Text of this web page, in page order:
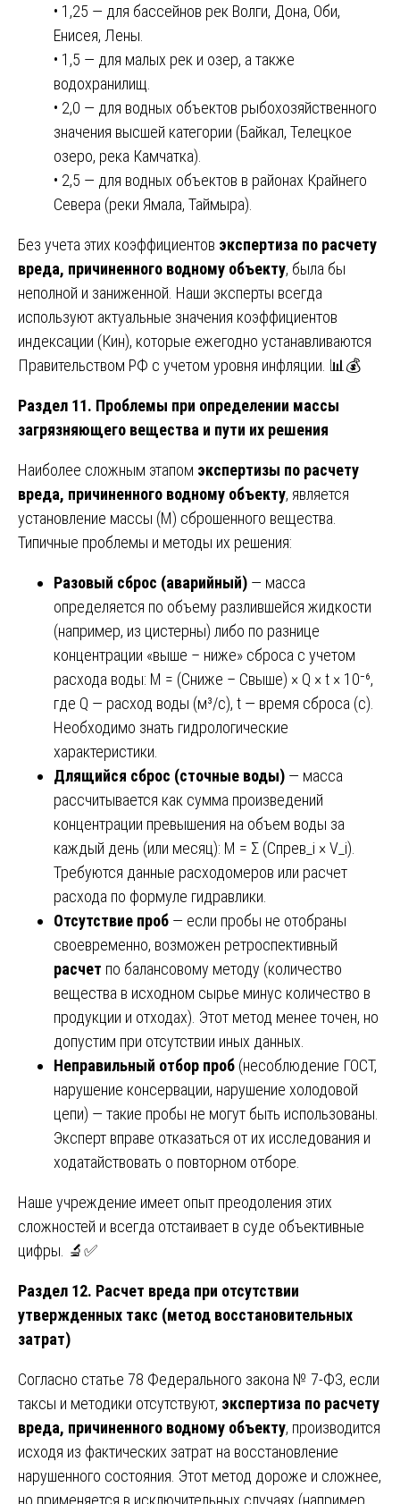
• 1,25 — для бассейнов рек Волги, Дона, Оби,
Енисея, Лены.
• 1,5 — для малых рек и озер, а также
водохранилищ.
• 2,0 — для водных объектов рыбохозяйственного
значения высшей категории (Байкал, Телецкое
озеро, река Камчатка).
• 2,5 — для водных объектов в районах Крайнего
Севера (реки Ямала, Таймыра).
Без учета этих коэффициентов экспертиза по расчету
вреда, причиненного водному объекту, была бы
неполной и заниженной. Наши эксперты всегда
используют актуальные значения коэффициентов
индексации (Кин), которые ежегодно устанавливаются
Правительством РФ с учетом уровня инфляции. 📊💰
Раздел 11. Проблемы при определении массы
загрязняющего вещества и пути их решения
Наиболее сложным этапом экспертизы по расчету
вреда, причиненного водному объекту, является
установление массы (М) сброшенного вещества.
Типичные проблемы и методы их решения:
Разовый сброс (аварийный) — масса
определяется по объему разлившейся жидкости
(например, из цистерны) либо по разнице
концентрации «выше – ниже» сброса с учетом
расхода воды: М = (Сниже – Свыше) × Q × t × 10⁻⁶,
где Q — расход воды (м³/с), t — время сброса (с).
Необходимо знать гидрологические
характеристики.
Длящийся сброс (сточные воды) — масса
рассчитывается как сумма произведений
концентрации превышения на объем воды за
каждый день (или месяц): М = Σ (Спрев_i × V_i).
Требуются данные расходомеров или расчет
расхода по формуле гидравлики.
Отсутствие проб — если пробы не отобраны
своевременно, возможен ретроспективный
расчет по балансовому методу (количество
вещества в исходном сырье минус количество в
продукции и отходах). Этот метод менее точен, но
допустим при отсутствии иных данных.
Неправильный отбор проб (несоблюдение ГОСТ,
нарушение консервации, нарушение холодовой
цепи) — такие пробы не могут быть использованы.
Эксперт вправе отказаться от их исследования и
ходатайствовать о повторном отборе.
Наше учреждение имеет опыт преодоления этих
сложностей и всегда отстаивает в суде объективные
цифры. 🔬✅
Раздел 12. Расчет вреда при отсутствии
утвержденных такс (метод восстановительных
затрат)
Согласно статье 78 Федерального закона № 7-ФЗ, если
таксы и методики отсутствуют, экспертиза по расчету
вреда, причиненного водному объекту, производится
исходя из фактических затрат на восстановление
нарушенного состояния. Этот метод дороже и сложнее,
но применяется в исключительных случаях (например,